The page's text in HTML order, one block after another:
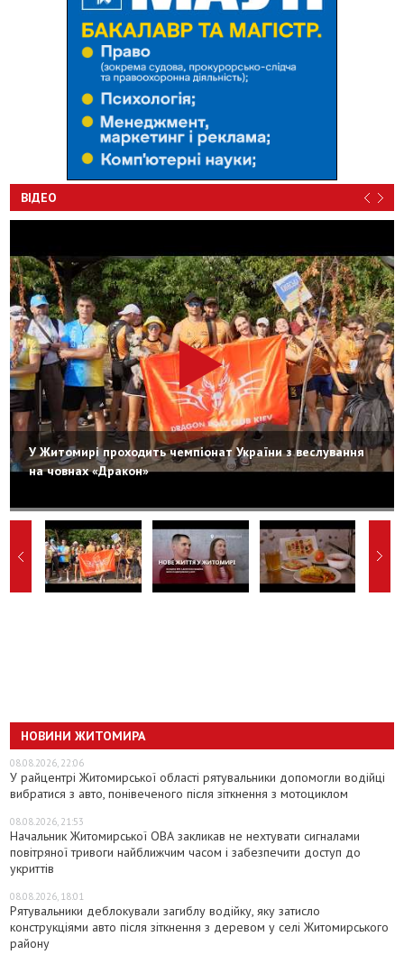
ВІДЕО
У Житомирі проходить чемпіонат України з веслування
на човнах «Дракон»
НОВИНИ ЖИТОМИРА
08.08.2026, 22:06
У райцентрі Житомирської області рятувальники допомогли водійці
вибратися з авто, понівеченого після зіткнення з мотоциклом
08.08.2026, 21:53
Начальник Житомирської ОВА закликав не нехтувати сигналами
повітряної тривоги найближчим часом і забезпечити доступ до
укриттів
08.08.2026, 18:01
Рятувальники деблокували загиблу водійку, яку затисло
конструкціями авто після зіткнення з деревом у селі Житомирського
району